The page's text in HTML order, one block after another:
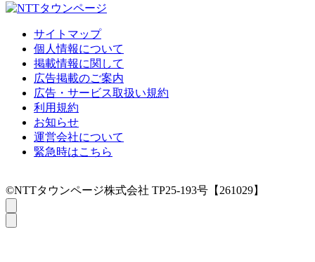
サイトマップ
個人情報について
掲載情報に関して
広告掲載のご案内
広告・サービス取扱い規約
利用規約
お知らせ
運営会社について
緊急時はこちら
©NTTタウンページ株式会社 TP25-193号【261029】